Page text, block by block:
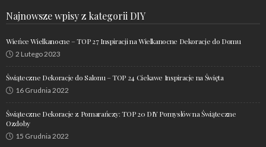
Najnowsze wpisy z kategorii DIY
Wieńce Wielkanocne – TOP 27 Inspiracji na Wielkanocne Dekoracje do Domu
2 Lutego 2023
Świąteczne Dekoracje do Salonu – TOP 24 Ciekawe Inspiracje na Święta
16 Grudnia 2022
Świąteczne Dekoracje z Pomarańczy: TOP 20 DIY Pomysłów na Świąteczne
Ozdoby
15 Grudnia 2022